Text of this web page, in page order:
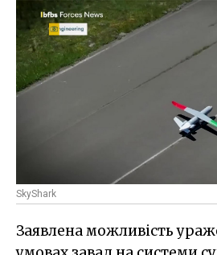
SkyShark
Заявлена можливість